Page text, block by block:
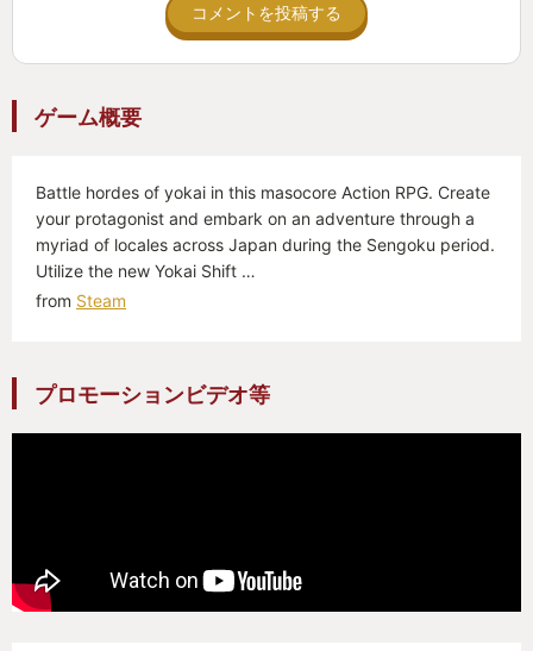
コメントを投稿する
ゲーム概要
Battle hordes of yokai in this masocore Action RPG. Create
your protagonist and embark on an adventure through a
myriad of locales across Japan during the Sengoku period.
Utilize the new Yokai Shift …
from Steam
プロモーションビデオ等